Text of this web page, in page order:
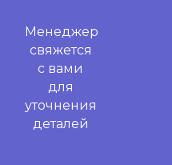
Менеджер
свяжется
с вами
для
уточнения
деталей